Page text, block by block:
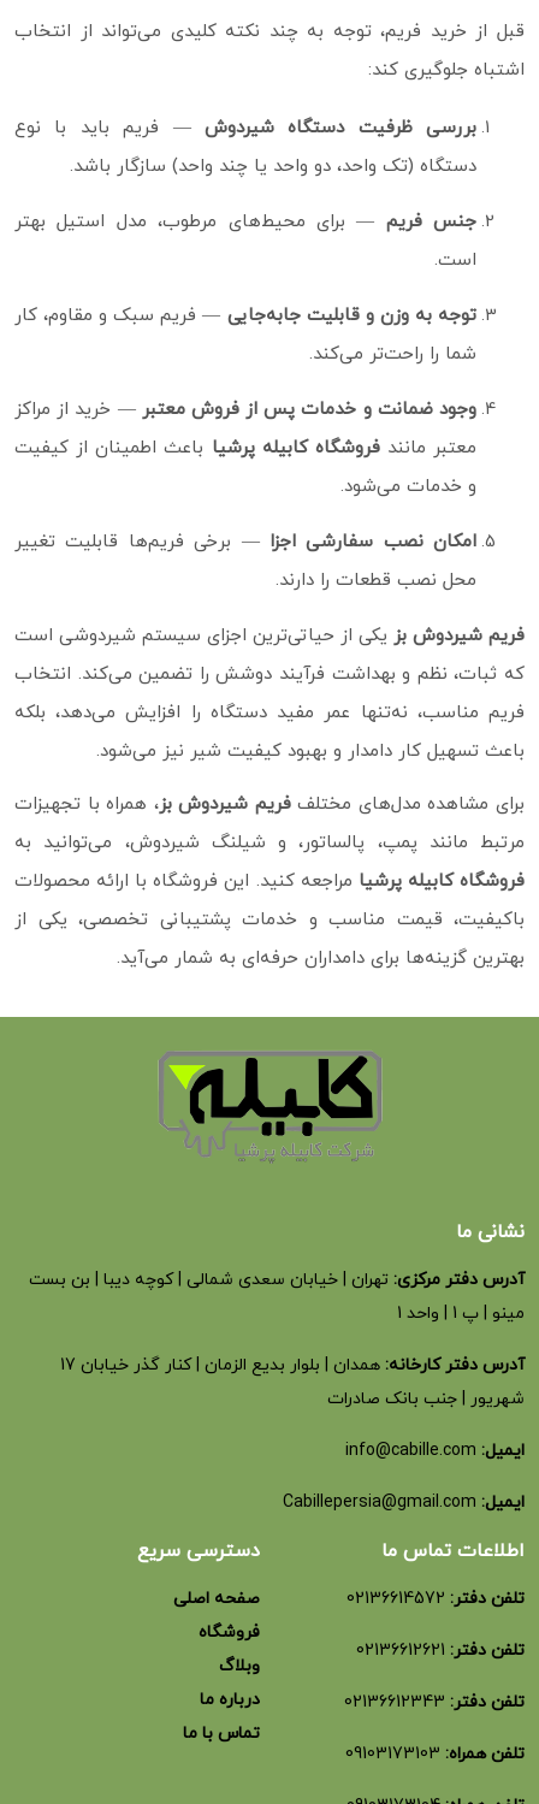
قبل از خرید فریم، توجه به چند نکته کلیدی می‌تواند از انتخاب
اشتباه جلوگیری کند:
بررسی ظرفیت دستگاه شیردوش — فریم باید با نوع
دستگاه (تک واحد، دو واحد یا چند واحد) سازگار باشد.
جنس فریم — برای محیط‌های مرطوب، مدل استیل بهتر
است.
توجه به وزن و قابلیت جابه‌جایی — فریم سبک و مقاوم، کار
شما را راحت‌تر می‌کند.
وجود ضمانت و خدمات پس از فروش معتبر — خرید از مراکز
معتبر مانندفروشگاه کابیله پرشیا باعث اطمینان از کیفیت
و خدمات می‌شود.
امکان نصب سفارشی اجزا — برخی فریم‌ها قابلیت تغییر
محل نصب قطعات را دارند.
فریم شیردوش بز یکی از حیاتی‌ترین اجزای سیستم شیردوشی است
که ثبات، نظم و بهداشت فرآیند دوشش را تضمین می‌کند. انتخاب
فریم مناسب، نه‌تنها عمر مفید دستگاه را افزایش می‌دهد، بلکه
باعث تسهیل کار دامدار و بهبود کیفیت شیر نیز می‌شود.
برای مشاهده مدل‌های مختلففریم شیردوش بز، همراه با تجهیزات
مرتبط مانند پمپ، پالساتور، و شیلنگ شیردوش، می‌توانید به
فروشگاه کابیله پرشیا مراجعه کنید. این فروشگاه با ارائه محصولات
باکیفیت، قیمت مناسب و خدمات پشتیبانی تخصصی، یکی از
بهترین گزینه‌ها برای دامداران حرفه‌ای به شمار می‌آید.
نشانی ما
آدرس دفتر مرکزی: تهران | خیابان سعدی شمالی | کوچه دیبا | بن بست
مینو | پ 1 | واحد 1
آدرس دفتر کارخانه:
همدان | بلوار بدیع الزمان | کنار گذر خیابان 17
شهریور | جنب بانک صادرات
ایمیل: info@cabille.com
ایمیل: Cabillepersia@gmail.com
اطلاعات تماس ما
تلفن دفتر: 02136614572
تلفن دفتر: 02136612621
تلفن دفتر: 02136612343
تلفن همراه: 09103173103
دسترسی سریع
صفحه اصلی
فروشگاه
وبلاگ
درباره ما
تماس با ما